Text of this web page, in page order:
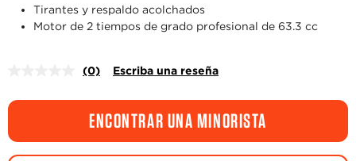
Tirantes y respaldo acolchados
Motor de 2 tiempos de grado profesional de 63.3 cc
Sin
Enlace
en
la
misma
página.
(0) Escriba una reseña
ENCONTRAR UNA MINORISTA